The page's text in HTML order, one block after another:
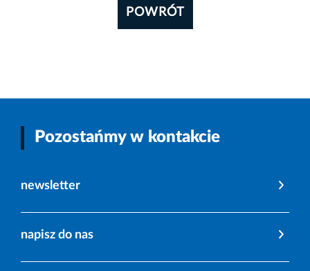
POWRÓT
Pozostańmy w kontakcie
newsletter
napisz do nas